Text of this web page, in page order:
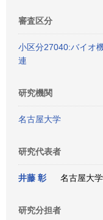
審査区分
小区分27040:バイオ
連
研究機関
名古屋大学
研究代表者
井藤 彰 名古屋大
研究分担者